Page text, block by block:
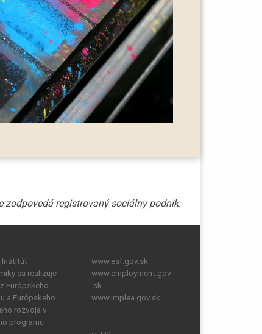
Inštitút
sa realizuje
Európskeho
a Európskeho
rozvoja v
programu
www.esf.gov.sk
www.employment.gov
.sk
www.implea.gov.sk